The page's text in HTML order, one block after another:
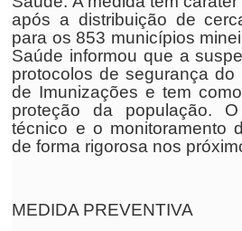
após a distribuição de
para os 853 municípios
Saúde informou que a
protocolos de segurança do
de Imunizações e tem
proteção da população. O
técnico e o monitoramento
de forma rigorosa nos
MEDIDA PREVENTIVA